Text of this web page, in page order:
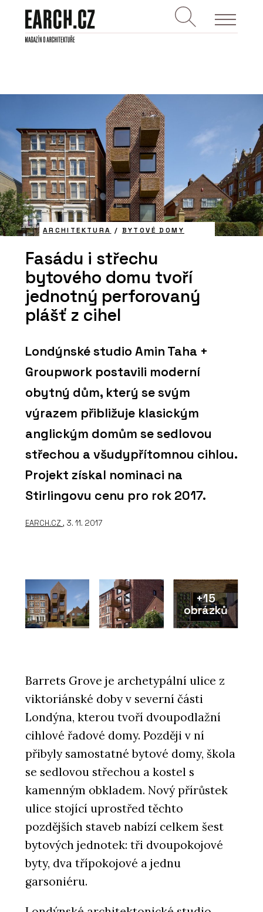
ARCHITEKTURA / BYTOVÉ DOMY
Fasádu i střechu
bytového domu tvoří
jednotný perforovaný
plášť z cihel
Londýnské studio Amin Taha +
Groupwork postavili moderní
obytný dům, který se svým
výrazem přibližuje klasickým
anglickým domům se sedlovou
střechou a všudypřítomnou cihlou.
Projekt získal nominaci na
Stirlingovu cenu pro rok 2017.
EARCH.CZ , 3. 11. 2017
+15
obrázků
Barrets Grove je archetypální ulice z
viktoriánské doby v severní části
Londýna, kterou tvoří dvoupodlažní
cihlové řadové domy. Později v ní
přibyly samostatné bytové domy, škola
se sedlovou střechou a kostel s
kamenným obkladem. Nový přírůstek
ulice stojící uprostřed těchto
pozdějších staveb nabízí celkem šest
bytových jednotek: tři dvoupokojové
byty, dva třípokojové a jednu
garsoniéru.